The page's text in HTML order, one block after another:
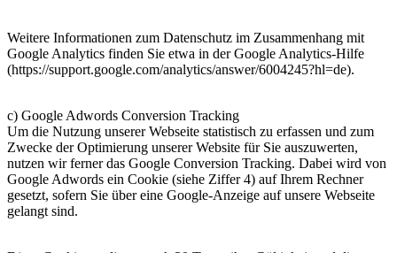
Weitere Informationen zum Datenschutz im Zusammenhang mit
Google Analytics finden Sie etwa in der Google Analytics-Hilfe
(https://support.google.com/analytics/answer/6004245?hl=de).
c) Google Adwords Conversion Tracking
Um die Nutzung unserer Webseite statistisch zu erfassen und zum
Zwecke der Optimierung unserer Website für Sie auszuwerten,
nutzen wir ferner das Google Conversion Tracking. Dabei wird von
Google Adwords ein Cookie (siehe Ziffer 4) auf Ihrem Rechner
gesetzt, sofern Sie über eine Google-Anzeige auf unsere Webseite
gelangt sind.